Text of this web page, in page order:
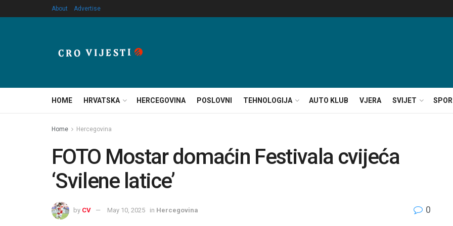
About Advertise
HOME HRVATSKA HERCEGOVINA POSLOVNI TEHNOLOGIJA AUTO KLUB VJERA SVIJET
Home Hercegovina
FOTO Mostar domaćin Festivala cvijeća
‘Svilene latice’
by CV May 10, 2025 in Hercegovina 0